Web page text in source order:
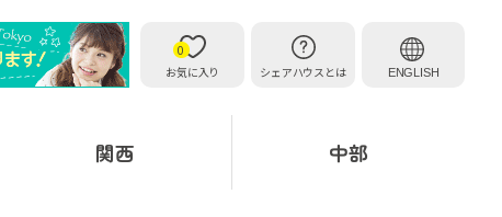
お気に入り
0
シェアハウスとは
ENGLISH
関西 中部